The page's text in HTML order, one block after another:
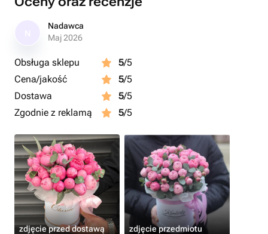
15 дней
Nadawca
Maj 2026
Obsługa sklepu 5/5
Cena/jakość
5/5
Dostawa
5/5
Zgodnie z reklamą
5/5
zdjęcie przed dostawą zdjęcie przedmiotu